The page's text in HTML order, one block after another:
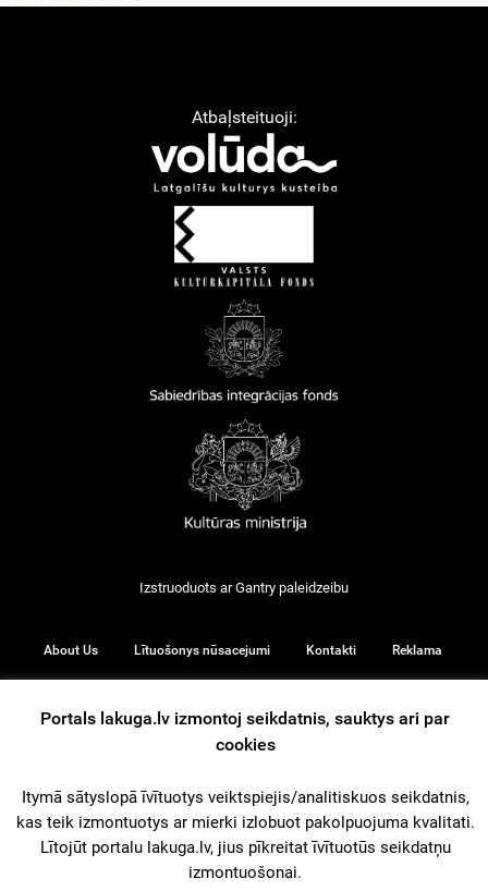
Atbaļsteituoji:
Izstruoduots arGantry paleidzeibu
About Us Lītuošonys nūsacejumi Kontakti Reklama
© 2026
iz augšu
Portals lakuga.lv izmontoj seikdatnis, sauktys ari par
cookies
Itymā sātyslopā īvītuotys veiktspiejis/analitiskuos seikdatnis,
kas teik izmontuotys ar mierki izlobuot pakolpuojuma kvalitati.
Lītojūt portalu lakuga.lv, jius pīkreitat īvītuotūs seikdatņu
izmontuošonai.